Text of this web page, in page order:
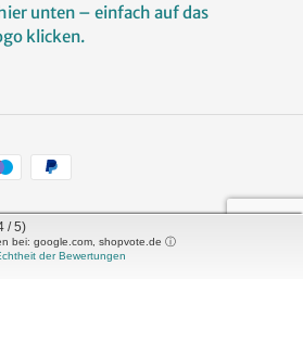
unten – einfach auf das
klicken.
Instagram
Besuche uns auch auf lieber-
/ 5)
bei: google.com, shopvote.de ⓘ
der Bewertungen